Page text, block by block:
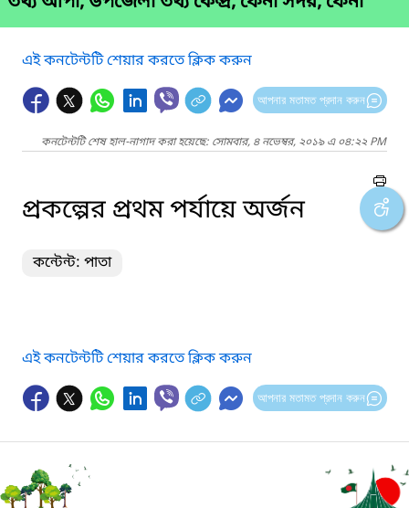
এই কনটেন্টটি শেয়ার করতে ক্লিক করুন
আপনার মতামত প্রদান করুন
কনটেন্টটি শেষ হাল-নাগাদ করা হয়েছে: সোমবার, ৪ নভেম্বর, ২০১৯ এ ০৪:২২ PM
প্রকল্পের প্রথম পর্যায়ে অর্জন
কন্টেন্ট: পাতা
এই কনটেন্টটি শেয়ার করতে ক্লিক করুন
আপনার মতামত প্রদান করুন